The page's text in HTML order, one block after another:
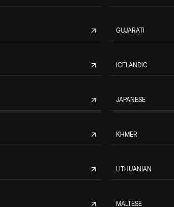
GUJARATI
ICELANDIC
JAPANESE
KHMER
LITHUANIAN
MALTESE